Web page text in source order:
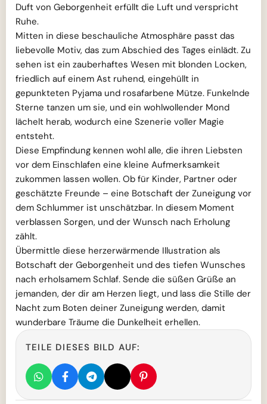
Duft von Geborgenheit erfüllt die Luft und verspricht
Ruhe.
Mitten in diese beschauliche Atmosphäre passt das
liebevolle Motiv, das zum Abschied des Tages einlädt. Zu
sehen ist ein zauberhaftes Wesen mit blonden Locken,
friedlich auf einem Ast ruhend, eingehüllt in
gepunkteten Pyjama und rosafarbene Mütze. Funkelnde
Sterne tanzen um sie, und ein wohlwollender Mond
lächelt herab, wodurch eine Szenerie voller Magie
entsteht.
Diese Empfindung kennen wohl alle, die ihren Liebsten
vor dem Einschlafen eine kleine Aufmerksamkeit
zukommen lassen wollen. Ob für Kinder, Partner oder
geschätzte Freunde – eine Botschaft der Zuneigung vor
dem Schlummer ist unschätzbar. In diesem Moment
verblassen Sorgen, und der Wunsch nach Erholung
zählt.
Übermittle diese herzerwärmende Illustration als
Botschaft der Geborgenheit und des tiefen Wunsches
nach erholsamem Schlaf. Sende die süßen Grüße an
jemanden, der dir am Herzen liegt, und lass die Stille der
Nacht zum Boten deiner Zuneigung werden, damit
wunderbare Träume die Dunkelheit erhellen.
TEILE DIESES BILD AUF: